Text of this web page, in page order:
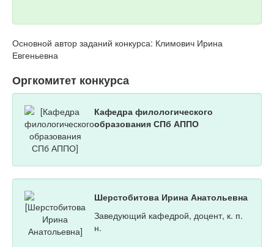
Основной автор заданий конкурса: Климович Ирина
Евгеньевна
Оргкомитет конкурса
Кафедра филологического
образования СПб АППО
Шерстобитова Ирина Анатольевна
Заведующий кафедрой, доцент, к. п.
н.